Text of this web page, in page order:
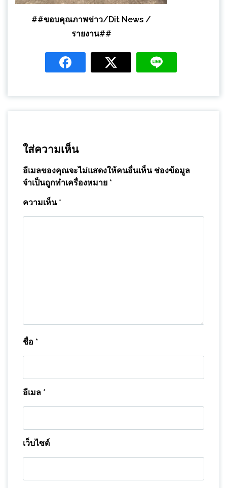
##ขอบคุณภาพข่าว/Dit News /
รายงาน##
ใส่ความเห็น
อีเมลของคุณจะไม่แสดงให้คนอื่นเห็น ช่องข้อมูล
จำเป็นถูกทำเครื่องหมาย *
ความเห็น*
ชื่อ *
อีเมล *
เว็บไซต์